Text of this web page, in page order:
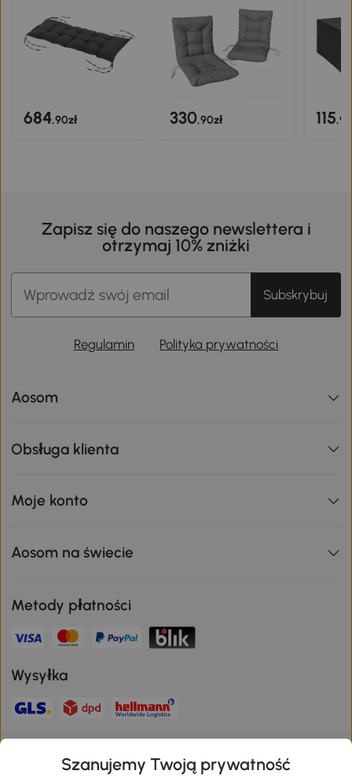
684,90zł 330,90zł 115
Zapisz się do naszego newslettera i
otrzymaj 10% zniżki
Subskrybuj
Regulamin Polityka prywatności
Aosom
Obsługa klienta
Moje konto
Aosom na świecie
Metody płatności
Wysyłka
Szanujemy Twoją prywatność